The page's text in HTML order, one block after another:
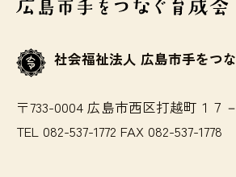
社会福祉法人 広島市手をつ
〒733-0004 広島市西区打越町１７
TEL 082-537-1772 FAX 082-537-1778